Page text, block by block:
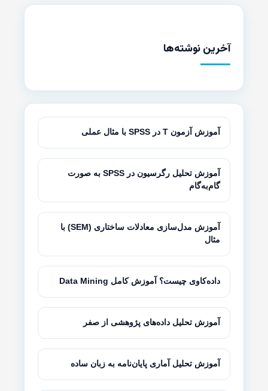
آخرین نوشته‌ها
آموزش آزمون T در SPSS با مثال عملی
آموزش تحلیل رگرسیون در SPSS به صورت
گام‌به‌گام
آموزش مدل‌سازی معادلات ساختاری (SEM) با
مثال
داده‌کاوی چیست؟ آموزش کامل Data Mining
آموزش تحلیل داده‌های پژوهشی از صفر
آموزش تحلیل آماری پایان‌نامه به زبان ساده